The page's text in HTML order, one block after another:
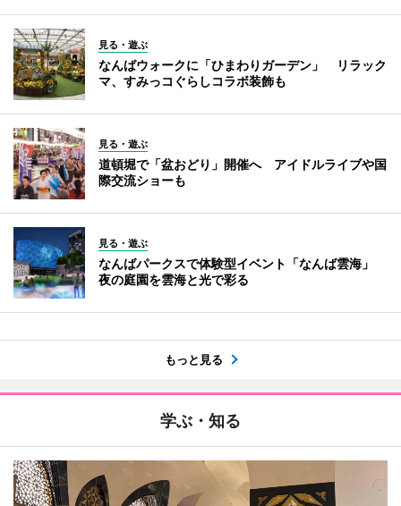
見る・遊ぶ
なんばウォークに「ひまわりガーデン」 リラック
マ、すみっコぐらしコラボ装飾も
見る・遊ぶ
道頓堀で「盆おどり」開催へ アイドルライブや国
際交流ショーも
見る・遊ぶ
なんばパークスで体験型イベント「なんば雲海」
夜の庭園を雲海と光で彩る
もっと見る
学ぶ・知る